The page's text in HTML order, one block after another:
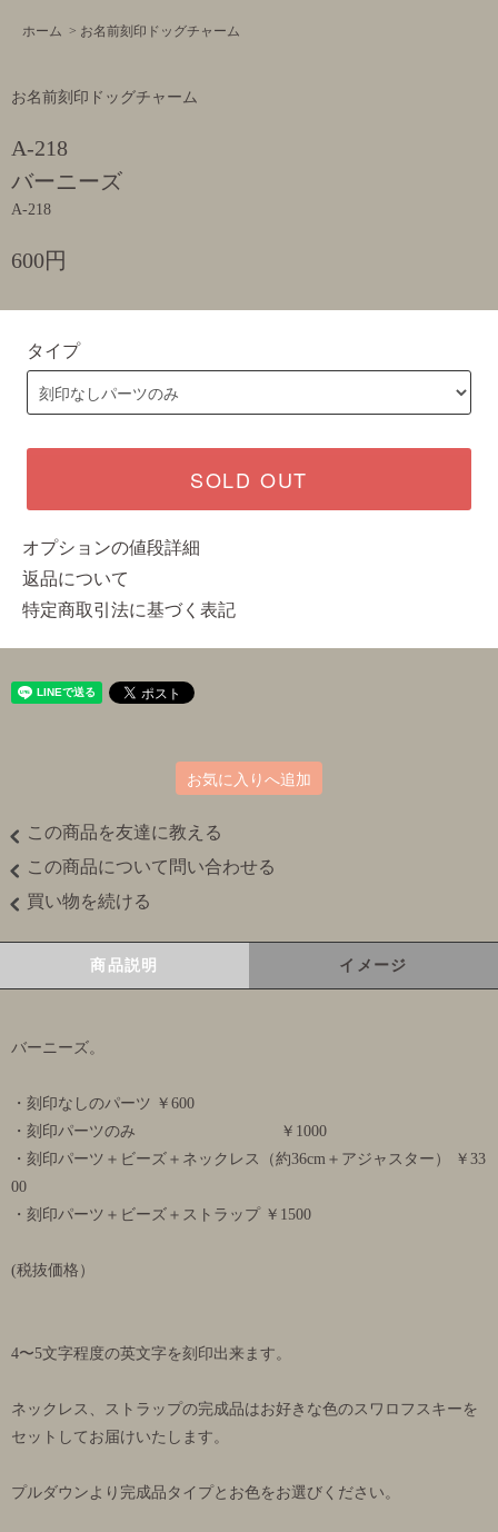
ホーム > お名前刻印ドッグチャーム
お名前刻印ドッグチャーム
A-218
バーニーズ
A-218
600円
タイプ
SOLD OUT
オプションの値段詳細
返品について
特定商取引法に基づく表記
お気に入りへ追加
この商品を友達に教える
この商品について問い合わせる
買い物を続ける
商品説明 イメージ
バーニーズ。
・刻印なしのパーツ ￥600
・刻印パーツのみ ￥1000
・刻印パーツ＋ビーズ＋ネックレス（約36cm＋アジャスター） ￥33
00
・刻印パーツ＋ビーズ＋ストラップ ￥1500
(税抜価格）
4〜5文字程度の英文字を刻印出来ます。
ネックレス、ストラップの完成品はお好きな色のスワロフスキーを
セットしてお届けいたします。
プルダウンより完成品タイプとお色をお選びください。